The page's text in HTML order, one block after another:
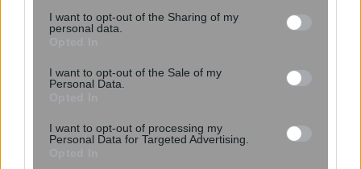
not limited to your visit or usage behaviour. You may click to
grant or deny consent to Google and its third-party tags to
consent section.
I want to opt-out of the Sharing of my
personal data.
I want to opt-out of the Sale of my
Personal Data.
I want to opt-out of processing my
Personal Data for Targeted Advertising.
λιπαντικό υψηλής απόδοσης